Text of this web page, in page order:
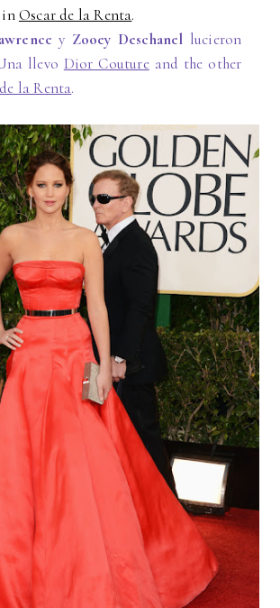
inOscar de la Renta.
y Zooey Deschanel lucieron
llevo Dior Coutureand the other
la Renta.